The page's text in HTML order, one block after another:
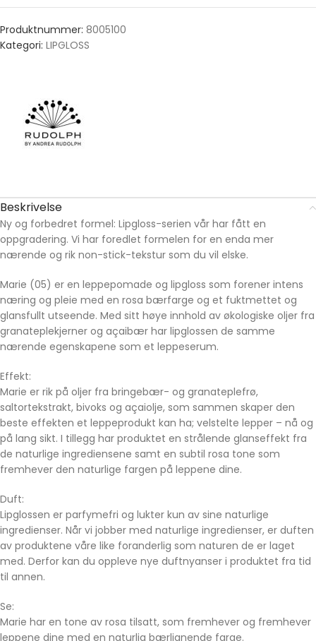
Produktnummer: 8005100
Kategori: LIPGLOSS
Beskrivelse
Ny og forbedret formel: Lipgloss-serien vår har fått en
oppgradering. Vi har foredlet formelen for en enda mer
nærende og rik non-stick-tekstur som du vil elske.
Marie (05) er en leppepomade og lipgloss som forener intens
næring og pleie med en rosa bærfarge og et fuktmettet og
glansfullt utseende. Med sitt høye innhold av økologiske oljer fra
granateplekjerner og açaibær har lipglossen de samme
nærende egenskapene som et leppeserum.
Effekt:
Marie er rik på oljer fra bringebær- og granateplefrø,
saltortekstrakt, bivoks og açaiolje, som sammen skaper den
beste effekten et leppeprodukt kan ha; velstelte lepper – nå og
på lang sikt. I tillegg har produktet en strålende glanseffekt fra
de naturlige ingrediensene samt en subtil rosa tone som
fremhever den naturlige fargen på leppene dine.
Duft:
Lipglossen er parfymefri og lukter kun av sine naturlige
ingredienser. Når vi jobber med naturlige ingredienser, er duften
av produktene våre like foranderlig som naturen de er laget
med. Derfor kan du oppleve nye duftnyanser i produktet fra tid
til annen.
Se:
Marie har en tone av rosa tilsatt, som fremhever og fremhever
leppene dine med en naturlig bærlignende farge.